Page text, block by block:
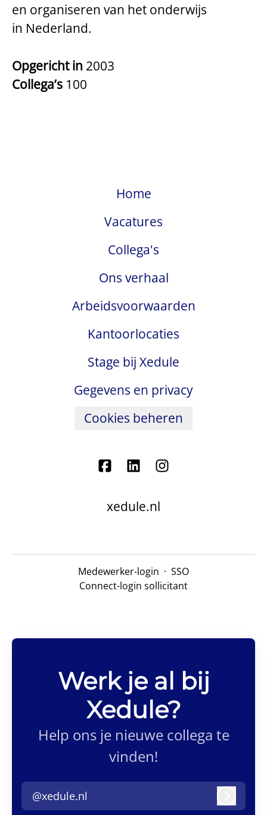
en organiseren van het onderwijs
in Nederland.
Opgericht in 2003
Collega’s 100
Home
Vacatures
Collega's
Ons verhaal
Arbeidsvoorwaarden
Kantoorlocaties
Stage bij Xedule
Gegevens en privacy
Cookies beheren
xedule.nl
Medewerker-login · SSO
Connect-login sollicitant
Werk je al bij
Xedule?
Help ons je nieuwe collega te
vinden!
@xedule.nl